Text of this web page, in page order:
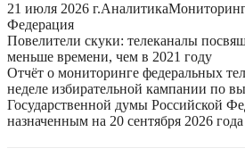
21 июля 2026 г.Аналитика
Федерация
Повелители скуки: телеканалы
меньше времени, чем в 2021 году
Отчёт о мониторинге федеральных
неделе избирательной кампании по
Государственной думы Российской
назначенным на 20 сентября 2026 года